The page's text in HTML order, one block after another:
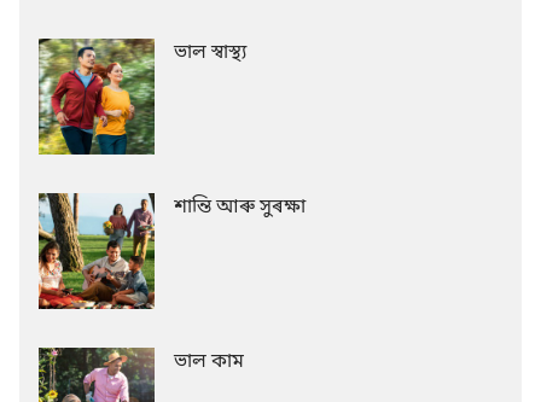
ভাল স্বাস্থ্য
শান্তি আৰু সুৰক্ষা
ভাল কাম